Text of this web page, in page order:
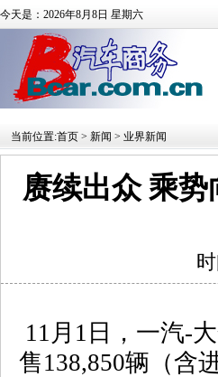
今天是：2026年8月8日 星期六
当前位置:首页 > 新闻 > 业界新闻
赓续出众 乘
11 月 1 日，一汽-
售138,850辆（含